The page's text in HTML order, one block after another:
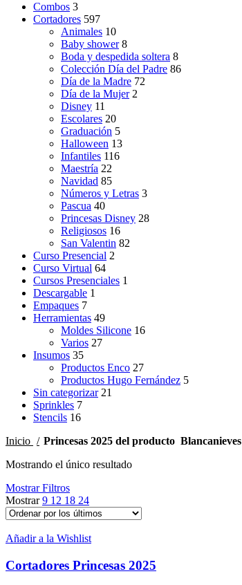
Combos 3
Cortadores 597
Animales 10
Baby shower 8
Boda y despedida soltera 8
Colección Día del Padre 86
Día de la Madre 72
Día de la Mujer 2
Disney 11
Escolares 20
Graduación 5
Halloween 13
Infantiles 116
Maestría 22
Navidad 85
Números y Letras 3
Pascua 40
Princesas Disney 28
Religiosos 16
San Valentin 82
Curso Presencial 2
Curso Virtual 64
Cursos Presenciales 1
Descargable 1
Empaques 7
Herramientas 49
Moldes Silicone 16
Varios 27
Insumos 35
Productos Enco 27
Productos Hugo Fernández 5
Sin categorizar 21
Sprinkles 7
Stencils 16
Inicio
Princesas 2025 del producto Blancanieves
Mostrando el único resultado
Mostrar Filtros
Mostrar9 12 18 24
Añadir a la Wishlist
Cortadores Princesas 2025